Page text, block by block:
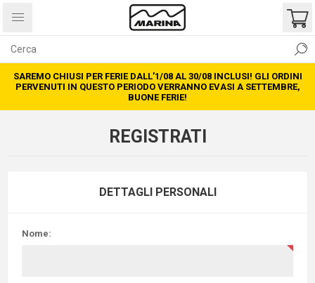
SAREMO CHIUSI PER FERIE DALL’1/08 AL 30/08 INCLUSI! GLI ORDINI
PERVENUTI IN QUESTO PERIODO VERRANNO EVASI A SETTEMBRE,
BUONE FERIE!
REGISTRATI
DETTAGLI PERSONALI
Nome: